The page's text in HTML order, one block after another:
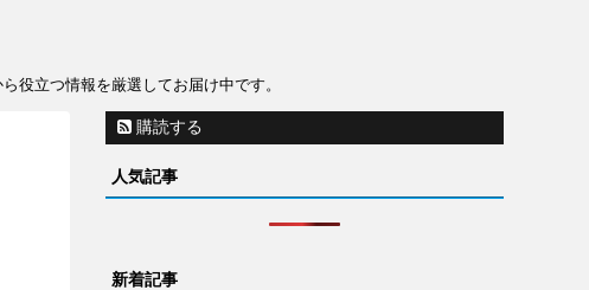
役立つ情報を厳選してお届け中です。
購読する
人気記事
新着記事